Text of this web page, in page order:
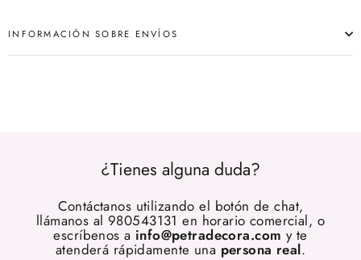
INFORMACIÓN SOBRE ENVÍOS
¿Tienes alguna duda?
Contáctanos utilizando el botón de chat,
llámanos al 980543131 en horario comercial, o
escríbenos a info@petradecora.com y te
atenderá rápidamente una persona real.